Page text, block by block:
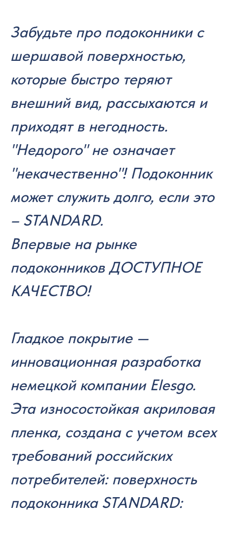
Забудьте про подоконники с
шершавой поверхностью,
которые быстро теряют
внешний вид, рассыхаются и
приходят в негодность.
"Недорого" не означает
"некачественно"! Подоконник
может служить долго, если это
– STANDARD.
Впервые на рынке
подоконников ДОСТУПНОЕ
КАЧЕСТВО!
Гладкое покрытие —
инновационная разработка
немецкой компании Elesgo.
Эта износостойкая акриловая
пленка, создана с учетом всех
требований российских
потребителей: поверхность
подоконника STANDARD: